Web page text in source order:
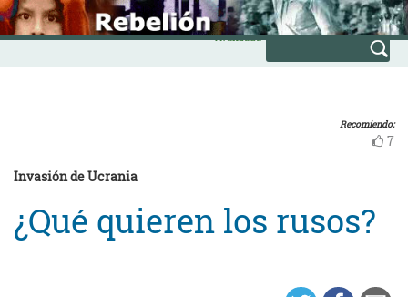
Skip
to
content
INICIO
Avanzada
Recomiendo:
7
Invasión de Ucrania
¿Qué quieren los rusos?